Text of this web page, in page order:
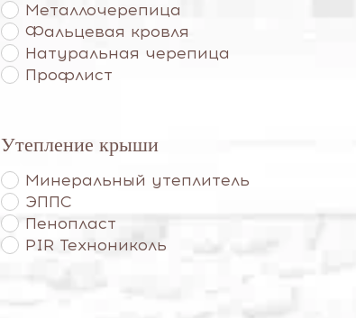
Металлочерепица
Фальцевая кровля
Натуральная черепица
Профлист
Утепление крыши
Минеральный утеплитель
ЭППС
Пенопласт
PIR Технониколь